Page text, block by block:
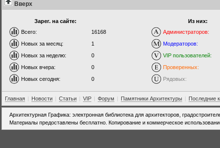
Вверх
Зарег. на сайте:
Всего:
16168
Новых за месяц:
1
Новых за неделю:
0
Новых вчера:
0
Новых сегодня:
0
Из них:
Администраторов:
Модераторов:
VIP пользователей:
Проверенных:
Рядовых:
Главная | Новости | Статьи | VIP | Форум | Памятники Архитектуры | Последние
Архитектурная Графика: электронная библиотека для архитекторов,
Материалы предоставлены бесплатно. Копирование и коммерческое